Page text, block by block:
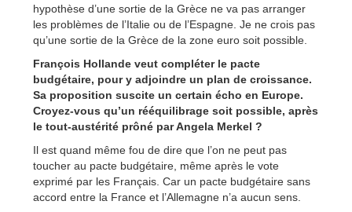
hypothèse d’une sortie de la Grèce ne va pas arranger
les problèmes de l’Italie ou de l’Espagne. Je ne crois pas
qu’une sortie de la Grèce de la zone euro soit possible.
François Hollande veut compléter le pacte
budgétaire, pour y adjoindre un plan de croissance.
Sa proposition suscite un certain écho en Europe.
Croyez-vous qu’un rééquilibrage soit possible, après
le tout-austérité prôné par Angela Merkel ?
Il est quand même fou de dire que l’on ne peut pas
toucher au pacte budgétaire, même après le vote
exprimé par les Français. Car un pacte budgétaire sans
accord entre la France et l’Allemagne n’a aucun sens.